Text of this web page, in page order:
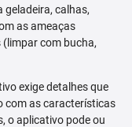
geladeira, calhas,
as ameaças
(limpar com bucha,
exige detalhes que
com as características
o aplicativo pode ou